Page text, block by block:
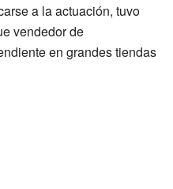
a la actuación, tuvo
vendedor de
en grandes tiendas